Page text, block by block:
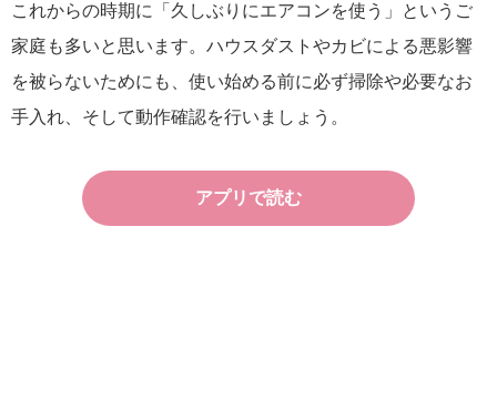
これからの時期に「久しぶりにエアコンを使う」というご
家庭も多いと思います。ハウスダストやカビによる悪影響
を被らないためにも、使い始める前に必ず掃除や必要なお
手入れ、そして動作確認を行いましょう。
アプリで読む